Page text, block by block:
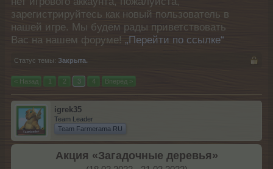
зарегистрируйтесь как новый пользователь в
нашей игре. Мы будем рады приветствовать
Вас на нашем форуме! „Перейти по ссылке“
Статус темы: Закрыта.
< Назад 1 2 3 4 Вперёд >
igrek35
Team Leader
Team Farmerama RU
Акция «Загадочные деревья»